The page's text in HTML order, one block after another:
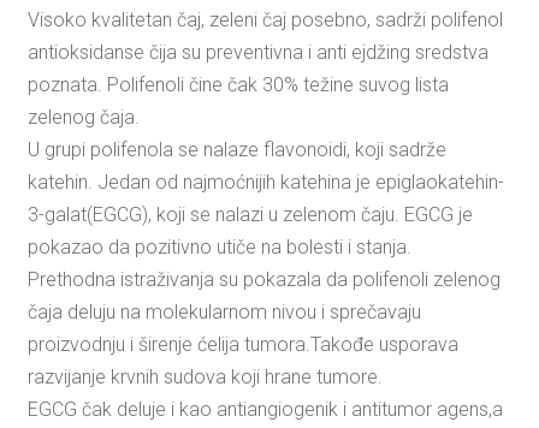
Visoko kvalitetan čaj, zeleni čaj posebno, sadrži polifenol
antioksidanse čija su preventivna i anti ejdžing sredstva
poznata. Polifenoli čine čak 30% težine suvog lista
zelenog čaja.
U grupi polifenola se nalaze flavonoidi, koji sadrže
katehin. Jedan od najmoćnijih katehina je epiglaokatehin-
3-galat(EGCG), koji se nalazi u zelenom čaju. EGCG je
pokazao da pozitivno utiče na bolesti i stanja.
Prethodna istraživanja su pokazala da polifenoli zelenog
čaja deluju na molekularnom nivou i sprečavaju
proizvodnju i širenje ćelija tumora.Takođe usporava
razvijanje krvnih sudova koji hrane tumore.
EGCG čak deluje i kao antiangiogenik i antitumor agens,a